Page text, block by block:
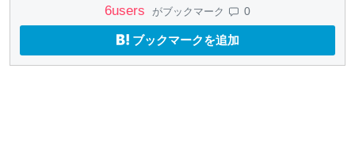
6users がブックマーク 0
ブックマークを追加